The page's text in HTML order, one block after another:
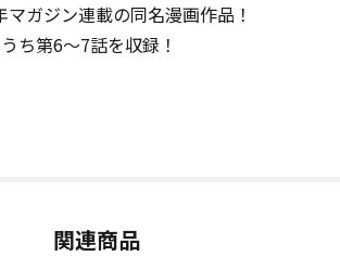
ガジン連載の同名漫画作品！
ち第6～7話を収録！
関連商品